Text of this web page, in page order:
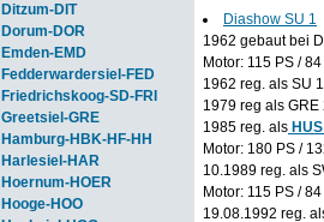
Ditzum-DIT
Dorum-DOR
Emden-EMD
Fedderwardersiel-FED
Friedrichskoog-SD-FRI
Greetsiel-GRE
Hamburg-HBK-HF-HH
Harlesiel-HAR
Hoernum-HOER
Hooge-HOO
Diashow SU 1
1962 gebaut bei
Motor: 115 PS /
1962 reg. als SU
1979 reg als GRE
1985 reg. als
Motor: 180 PS /
10.1989 reg. als
Motor: 115 PS /
19.08.1992 reg.